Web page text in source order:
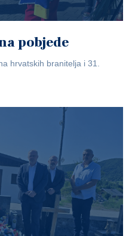
pobjede
hrvatskih branitelja i 31.